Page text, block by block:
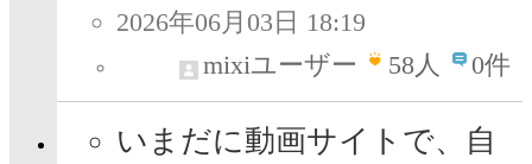
2026年06月03日 18:19
mixiユーザー
58人 0件
いまだに動画サイトで、自